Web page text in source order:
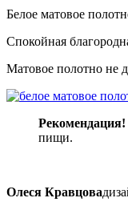
Белое матовое
Спокойная
Матовое полотно не
Рекомендация!
пищи.
Олеся Кравцова